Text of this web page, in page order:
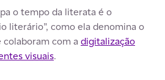
o tempo da literata é o
literário”, como ela denomina o
com a digitalização
visuais.